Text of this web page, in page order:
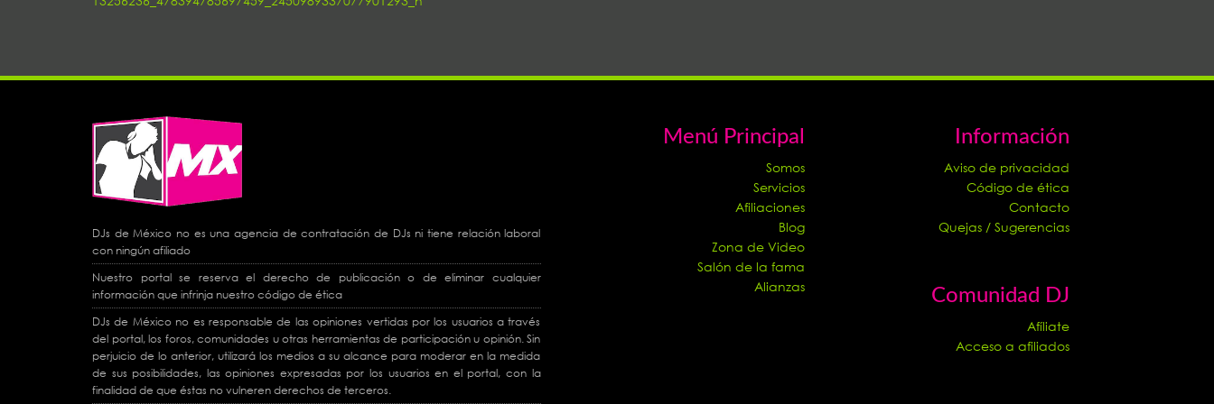
DJs de México no es una agencia de contratación de DJs ni tiene relación laboral
con ningún afiliado
Nuestro portal se reserva el derecho de publicación o de eliminar cualquier
información que infrinja nuestro código de ética
DJs de México no es responsable de las opiniones vertidas por los usuarios a través
del portal, los foros, comunidades u otras herramientas de participación u opinión. Sin
perjuicio de lo anterior, utilizará los medios a su alcance para moderar en la medida
de sus posibilidades, las opiniones expresadas por los usuarios en el portal, con la
finalidad de que éstas no vulneren derechos de terceros.
Menú Principal
Somos
Servicios
Afiliaciones
Blog
Zona de Video
Salón de la fama
Alianzas
Información
Aviso de privacidad
Código de ética
Contacto
Quejas / Sugerencias
Comunidad DJ
Afíliate
Acceso a afiliados